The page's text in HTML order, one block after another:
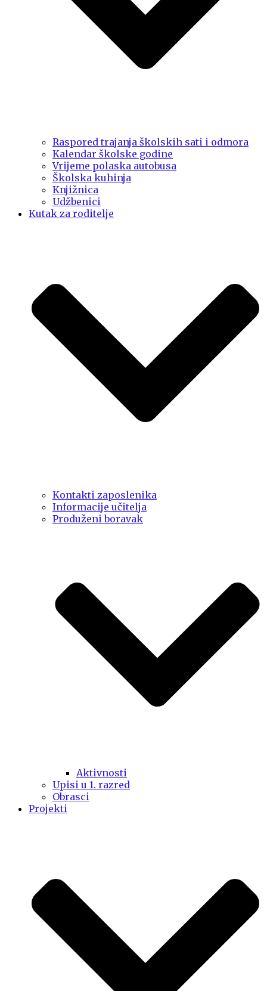
Raspored trajanja školskih sati i odmora
Kalendar školske godine
Vrijeme polaska autobusa
Školska kuhinja
Knjižnica
Udžbenici
Kutak za roditelje
Kontakti zaposlenika
Informacije učitelja
Produženi boravak
Aktivnosti
Upisi u 1. razred
Obrasci
Projekti